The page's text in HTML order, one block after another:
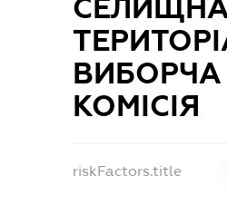
ВИБОРЧА
КОМІСІЯ
riskFactors.title